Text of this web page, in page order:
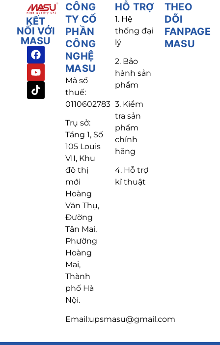
KẾT
NỐI VỚI
MASU
CÔNG
TY CỔ
PHẦN
CÔNG
NGHỆ
MASU
Mã số
thuế:
0110602783
Trụ sở:
Tầng 1, Số
105 Louis
VII, Khu
đô thị
mới
Hoàng
Văn Thụ,
Đường
Tân Mai,
Phường
Hoàng
Mai,
Thành
phố Hà
Nội.
Email:upsmasu@gmail.com
HỖ TRỢ
1. Hệ
thống đại
lý
2. Bảo
hành sản
phẩm
3. Kiểm
tra sản
phẩm
chính
hãng
4. Hỗ trợ
kĩ thuật
THEO
DÕI
FANPAGE
MASU